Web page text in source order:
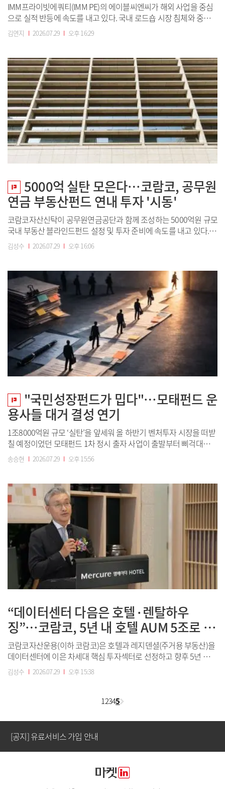
IMM프라이빗에쿼티(IMM PE)의 에이블씨엔씨가 해외 사업을 중심
으로 실적 반등에 속도를 내고 있다. 국내 로드숍 시장 침체와 중국
사업 부진으로 한때 IMM PE의 ‘아픈 손가락’으로 불렸지만, 미국과
유럽을 중심으로 성장축을 옮기며 체질을 빠르게 바꾸고 있다. 특히
과 수익성까지 개...
김연지 I 2026.07.29 I 오후 16:29
5000억 실탄 모은다…코람코, 공무원
연금 부동산펀드 연내 투자 '시동'
코람코자산신탁이 공무원연금공단과 함께 조성하는 5000억원 규모
국내 부동산 블라인드펀드 설정 및 투자 준비에 속도를 내고 있다.
당초 펀드 설정 데드라인은 내년이지만 코람코자산신탁은 이보다
빠르게 연내 펀드 결성을 마무리하고 투자까지 집행할 방침이다. 안
원연금의 안정적 운용 원칙을 유지하면...
김성수 I 2026.07.29 I 오후 16:06
"국민성장펀드가 밉다"…모태펀드 운
용사들 대거 결성 연기
1조8000억원 규모 ‘실탄’을 앞세워 올 하반기 벤처투자 시장을 떠받
칠 예정이었던 모태펀드 1차 정시 출자 사업이 출발부터 삐걱대고
있다. 선정된 위탁운용사(GP) 상당수가 ‘3개월 내 결성’ 조건을 지키
지 못하고 무더기로 기한 연기를 신청한 것으로 파악됐다. 국민성장
한파를 겪고 있다는 분...
송승현 I 2026.07.29 I 오후 15:56
“데이터센터 다음은 호텔·렌탈하우
징”…코람코, 5년 내 호텔 AUM 5조로 늘
린다
코람코자산운용(이하 코람코)은 호텔과 레지덴셜(주거용 부동산)을
데이터센터에 이은 차세대 핵심 투자섹터로 선정하고 향후 5년 내
관련 운용자산(AUM) 규모를 5조 원 규모로 확대한다고 29일 밝혔
다.윤장호 코람코자산운용 대표이사는 ‘머큐어 앰배서더 동대문’ 개
표했다. 호텔과 주거시설을 단순...
김성수 I 2026.07.29 I 오후 15:38
12345
[공지] 유료서비스 가입 안내
[공지] 새로워진 마켓인, 성공투자 창을 열다
[공지] 유료서비스 가입 안내
[공지] 새로워진 마켓인, 성공투자 창을 열다